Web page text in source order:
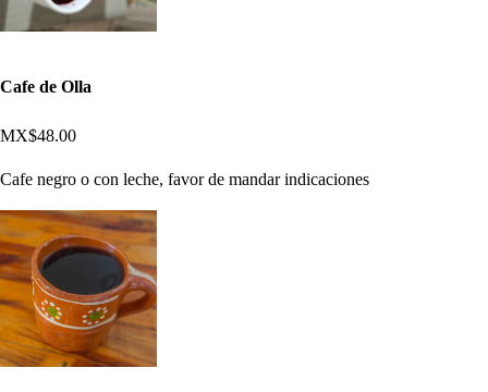
Cafe de Olla
MX$48.00
Cafe negro o con leche, favor de mandar indicaciones